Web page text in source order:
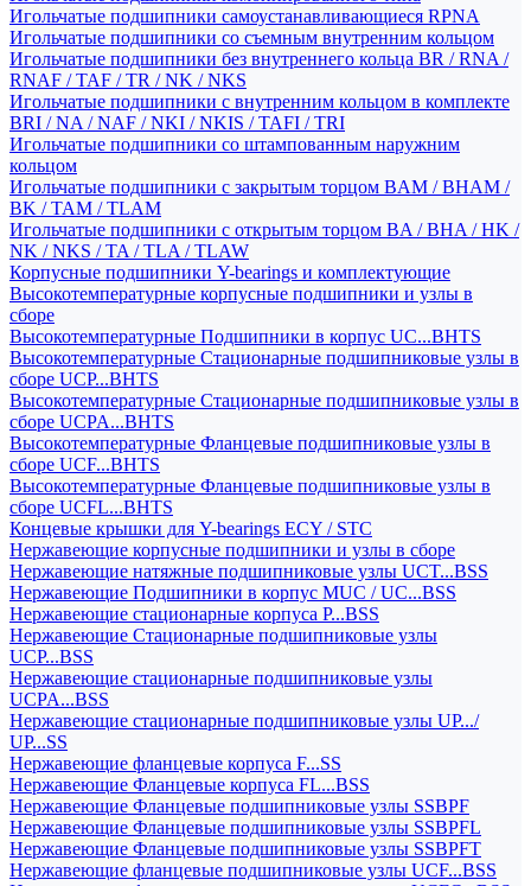
Игольчатые подшипники самоустанавливающиеся RPNA
Игольчатые подшипники со съемным внутренним кольцом
Игольчатые подшипники без внутреннего кольца BR / RNA /
RNAF / TAF / TR / NK / NKS
Игольчатые подшипники с внутренним кольцом в комплекте
BRI / NA / NAF / NKI / NKIS / TAFI / TRI
Игольчатые подшипники со штампованным наружним
кольцом
Игольчатые подшипники с закрытым торцом BAM / BHAM /
BK / TAM / TLAM
Игольчатые подшипники с открытым торцом BA / BHA / HK /
NK / NKS / TA / TLA / TLAW
Корпусные подшипники Y-bearings и комплектующие
Высокотемпературные корпусные подшипники и узлы в
сборе
Высокотемпературные Подшипники в корпус UC...BHTS
Высокотемпературные Стационарные подшипниковые узлы в
сборе UCP...BHTS
Высокотемпературные Стационарные подшипниковые узлы в
сборе UCPA...BHTS
Высокотемпературные Фланцевые подшипниковые узлы в
сборе UCF...BHTS
Высокотемпературные Фланцевые подшипниковые узлы в
сборе UCFL...BHTS
Концевые крышки для Y-bearings ECY / STC
Нержавеющие корпусные подшипники и узлы в сборе
Нержавеющие натяжные подшипниковые узлы UCT...BSS
Нержавеющие Подшипники в корпус MUC / UC...BSS
Нержавеющие стационарные корпуса P...BSS
Нержавеющие Стационарные подшипниковые узлы
UCP...BSS
Нержавеющие стационарные подшипниковые узлы
UCPA...BSS
Нержавеющие стационарные подшипниковые узлы UP.../
UP...SS
Нержавеющие фланцевые корпуса F...SS
Нержавеющие Фланцевые корпуса FL...BSS
Нержавеющие Фланцевые подшипниковые узлы SSBPF
Нержавеющие Фланцевые подшипниковые узлы SSBPFL
Нержавеющие Фланцевые подшипниковые узлы SSBPFT
Нержавеющие фланцевые подшипниковые узлы UCF...BSS